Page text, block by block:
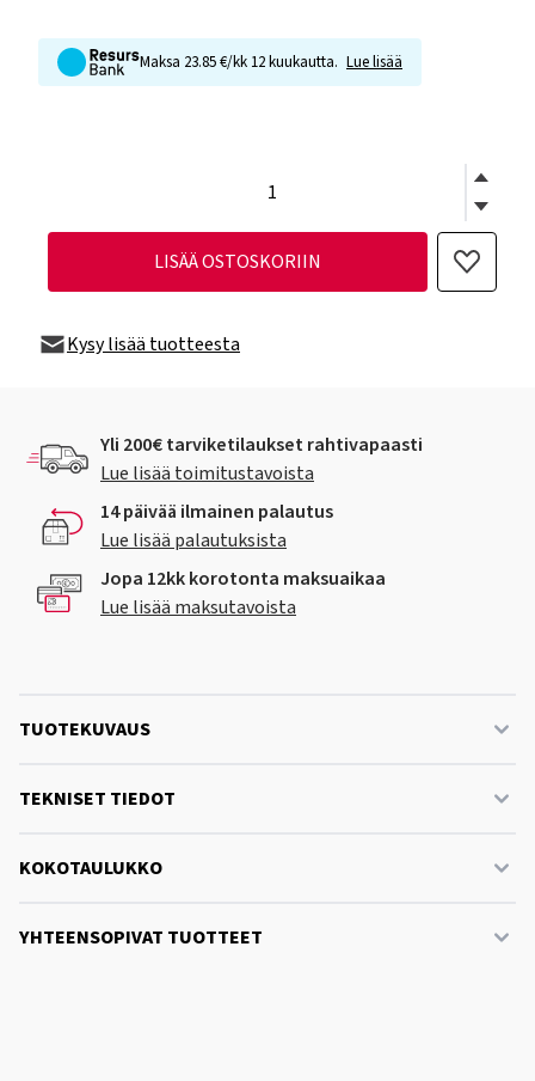
Maksa 23.85 €/kk 12 kuukautta. Lue lisää
LISÄÄ OSTOSKORIIN
Kysy lisää tuotteesta
Yli 200€ tarviketilaukset rahtivapaasti
Lue lisää toimitustavoista
14 päivää ilmainen palautus
Lue lisää palautuksista
Jopa 12kk korotonta maksuaikaa
Lue lisää maksutavoista
TUOTEKUVAUS
TEKNISET TIEDOT
KOKOTAULUKKO
YHTEENSOPIVAT TUOTTEET